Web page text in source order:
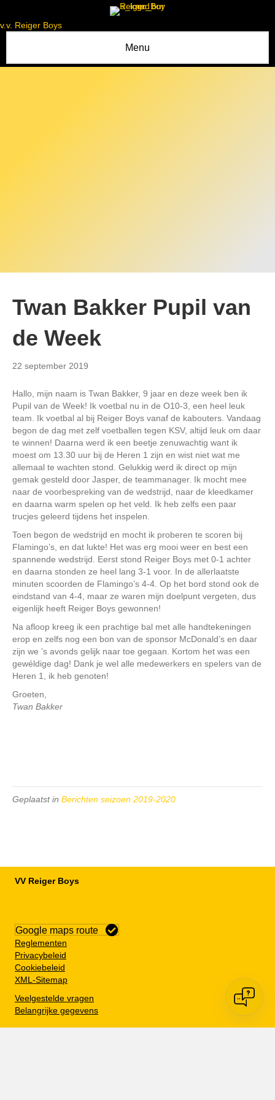
v.v. Reiger Boys
Menu
Twan Bakker Pupil van
de Week
22 september 2019
Hallo, mijn naam is Twan Bakker, 9 jaar en deze week ben ik
Pupil van de Week! Ik voetbal nu in de O10-3, een heel leuk
team. Ik voetbal al bij Reiger Boys vanaf de kabouters. Vandaag
begon de dag met zelf voetballen tegen KSV, altijd leuk om daar
te winnen! Daarna werd ik een beetje zenuwachtig want ik
moest om 13.30 uur bij de Heren 1 zijn en wist niet wat me
allemaal te wachten stond. Gelukkig werd ik direct op mijn
gemak gesteld door Jasper, de teammanager. Ik mocht mee
naar de voorbespreking van de wedstrijd, naar de kleedkamer
en daarna warm spelen op het veld. Ik heb zelfs een paar
trucjes geleerd tijdens het inspelen.
Toen begon de wedstrijd en mocht ik proberen te scoren bij
Flamingo’s, en dat lukte! Het was erg mooi weer en best een
spannende wedstrijd. Eerst stond Reiger Boys met 0-1 achter
en daarna stonden ze heel lang 3-1 voor. In de allerlaatste
minuten scoorden de Flamingo’s 4-4. Op het bord stond ook de
eindstand van 4-4, maar ze waren mijn doelpunt vergeten, dus
eigenlijk heeft Reiger Boys gewonnen!
Na afloop kreeg ik een prachtige bal met alle handtekeningen
erop en zelfs nog een bon van de sponsor McDonald’s en daar
zijn we ’s avonds gelijk naar toe gegaan. Kortom het was een
gewéldige dag! Dank je wel alle medewerkers en spelers van de
Heren 1, ik heb genoten!
Groeten,
Twan Bakker
Geplaatst in Berichten seizoen 2019-2020
VV Reiger Boys
Google maps route
Reglementen
Privacybeleid
Cookiebeleid
XML-Sitemap
Veelgestelde vragen
Belangrijke gegevens